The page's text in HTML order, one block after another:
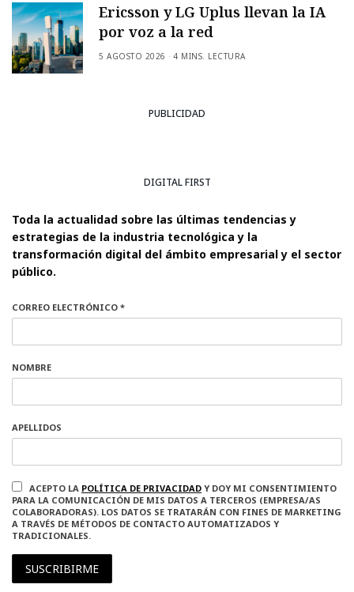
Ericsson y LG Uplus llevan la IA
por voz a la red
5 AGOSTO 2026 4 MINS. LECTURA
PUBLICIDAD
DIGITAL FIRST
Toda la actualidad sobre las últimas tendencias y
estrategias de la industria tecnológica y la
transformación digital del ámbito empresarial y el sector
público.
CORREO ELECTRÓNICO *
NOMBRE
APELLIDOS
ACEPTO LA POLÍTICA DE PRIVACIDAD Y DOY MI CONSENTIMIENTO
PARA LA COMUNICACIÓN DE MIS DATOS A TERCEROS (EMPRESA/AS
COLABORADORAS). LOS DATOS SE TRATARÁN CON FINES DE MARKETING
A TRAVÉS DE MÉTODOS DE CONTACTO AUTOMATIZADOS Y
TRADICIONALES.
SUSCRIBIRME